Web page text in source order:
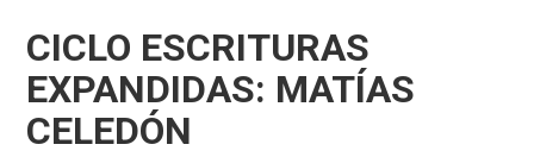
CICLO ESCRITURAS
EXPANDIDAS: MATÍAS
CELEDÓN